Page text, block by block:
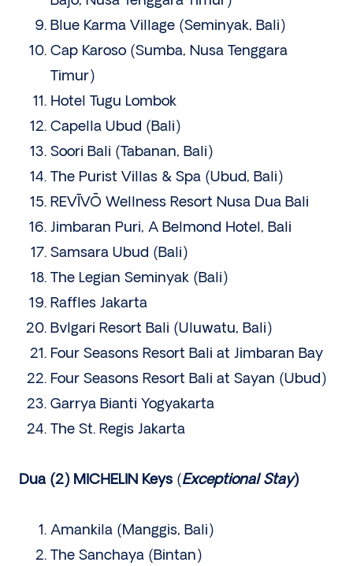
Blue Karma Village (Seminyak, Bali)
Cap Karoso (Sumba, Nusa Tenggara
Timur)
Hotel Tugu Lombok
Capella Ubud (Bali)
Soori Bali (Tabanan, Bali)
The Purist Villas & Spa (Ubud, Bali)
REVĪVŌ Wellness Resort Nusa Dua Bali
Jimbaran Puri, A Belmond Hotel, Bali
Samsara Ubud (Bali)
The Legian Seminyak (Bali)
Raffles Jakarta
Bvlgari Resort Bali (Uluwatu, Bali)
Four Seasons Resort Bali at Jimbaran Bay
Four Seasons Resort Bali at Sayan (Ubud)
Garrya Bianti Yogyakarta
The St. Regis Jakarta
Dua (2) MICHELIN Keys (Exceptional Stay)
Amankila (Manggis, Bali)
The Sanchaya (Bintan)